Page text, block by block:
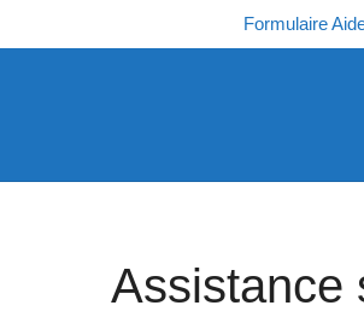
au
Formulaire
Assistance